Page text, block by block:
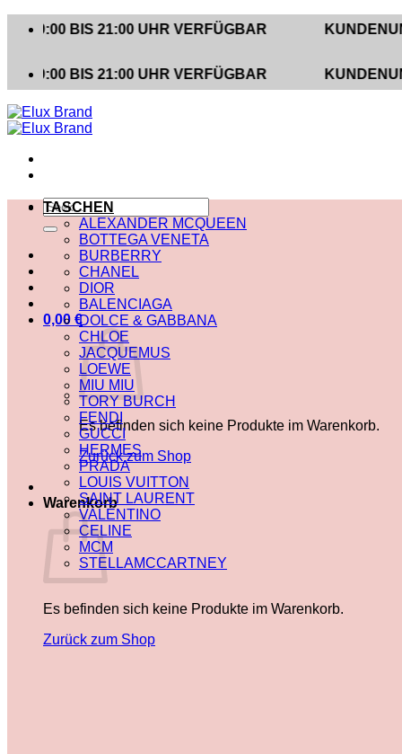
Inhalt
BIS 21:00 UHR VERFÜGBAR
BIS 21:00 UHR VERFÜGBAR
Suche
nach:
0,00 €
Es befinden sich keine Produkte im Warenkorb.
Zurück zum Shop
Warenkorb
Es befinden sich keine Produkte im Warenkorb.
Zurück zum Shop
TASCHEN
ALEXANDER MCQUEEN
BOTTEGA VENETA
BURBERRY
CHANEL
DIOR
BALENCIAGA
DOLCE & GABBANA
CHLOE
JACQUEMUS
LOEWE
MIU MIU
TORY BURCH
FENDI
GUCCI
HERMES
PRADA
LOUIS VUITTON
SAINT LAURENT
VALENTINO
CELINE
MCM
STELLAMCCARTNEY